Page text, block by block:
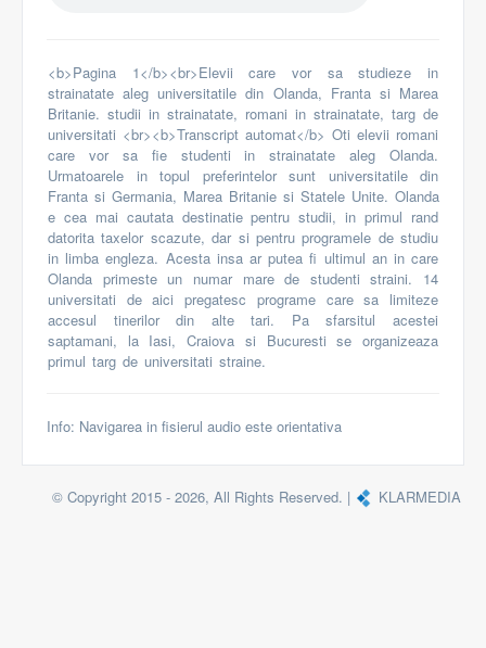
<b>Pagina 1</b><br>Elevii care vor sa studieze
in
strainatate aleg universitatile din Olanda, Franta si Marea
Britanie. studii in strainatate, romani in strainatate, targ de
universitati <br><b>Transcript automat</b> Oti elevii romani
care
vor sa fie studenti in strainatate aleg
Olanda.
Urmatoarele
in topul preferintelor sunt universitatile din
Franta si Germania, Marea Britanie si Statele Unite. Olanda
e cea mai cautata destinatie pentru studii, in primul rand
datorita taxelor scazute, dar si pentru programele de studiu
in limba engleza. Acesta insa ar putea fi ultimul an in care
Olanda primeste un numar mare de studenti straini.
14
universitati de aici pregatesc programe care sa limiteze
accesul
tinerilor din alte tari. Pa sfarsitul
acestei
saptamani,
la Iasi, Craiova si Bucuresti se organizeaza
primul targ de universitati straine.
Info: Navigarea in fisierul audio este orientativa
© Copyright 2015 - 2026, All Rights Reserved. | KLARMEDIA